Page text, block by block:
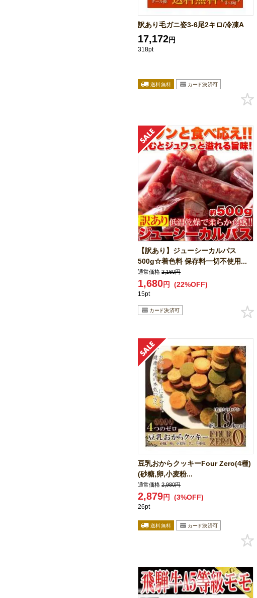
訳あり毛ガニ姿3-6尾2キロ/冷凍A
17,172円
318pt
【訳あり】ジューシーカルパス
500g☆着色料 保存料一切不使用...
通常価格 2,160円
1,680円 (22%OFF)
15pt
豆乳おからクッキーFour Zero(4種)
(砂糖,卵,小麦粉...
通常価格 2,980円
2,879円 (3%OFF)
26pt